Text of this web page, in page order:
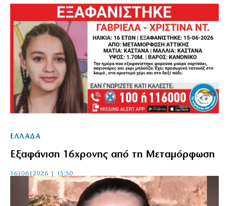
ΕΛΛΑΔΑ
Εξαφάνιση 16χρονης από τη Μεταμόρφωση
16|06|2026 | 15:50